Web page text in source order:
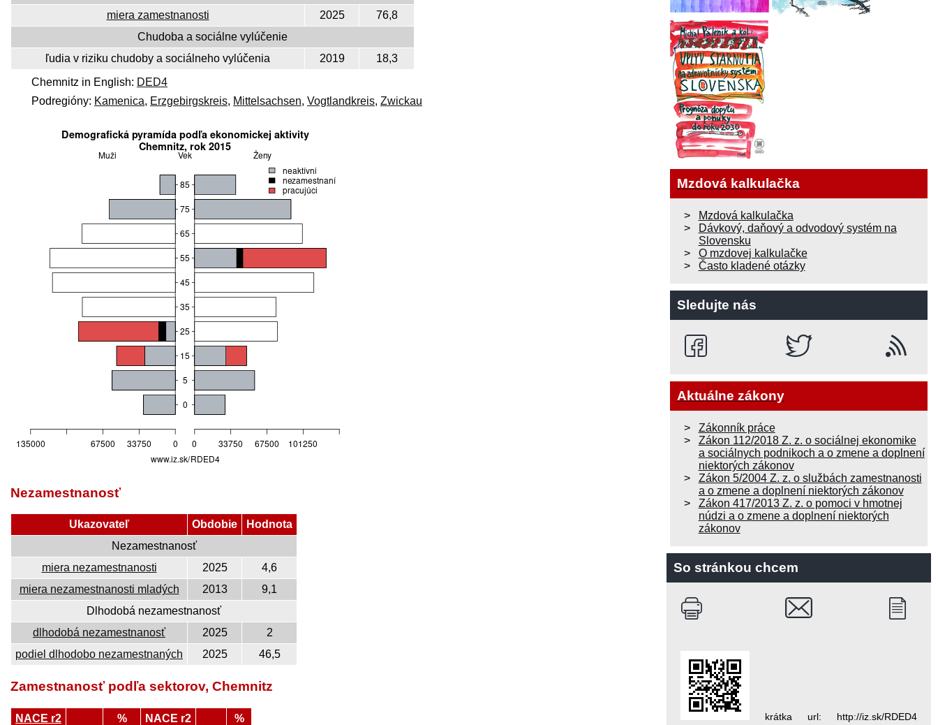
miera zamestnanosti
2025
76,8
Chudoba a sociálne vylúčenie
ľudia v riziku chudoby a sociálneho vylúčenia
2019
18,3
Chemnitz in English: DED4
Podregióny: Kamenica, Erzgebirgskreis, Mittelsachsen, Vogtlandkreis, Zwickau
Nezamestnanosť
Ukazovateľ Obdobie
Hodnota
Nezamestnanosť
miera nezamestnanosti
2025
4,6
miera nezamestnanosti mladých
2013
9,1
Dlhodobá nezamestnanosť
dlhodobá nezamestnanosť
2025
2
podiel dlhodobo nezamestnaných
2025 46,5
Zamestnanosť podľa sektorov, Chemnitz
NACE r2 % NACE r2
%
Mzdová kalkulačka
Mzdová kalkulačka
Dávkový, daňový a odvodový systém na
Slovensku
O mzdovej kalkulačke
Často kladené otázky
Sledujte nás
Aktuálne zákony
Zákonník práce
Zákon 112/2018 Z. z. o sociálnej ekonomike
a sociálnych podnikoch a o zmene a doplnení
niektorých zákonov
Zákon 5/2004 Z. z. o službách zamestnanosti
a o zmene a doplnení niektorých zákonov
Zákon 417/2013 Z. z. o pomoci v hmotnej
núdzi a o zmene a doplnení niektorých
zákonov
So stránkou chcem
krátka url: http://iz.sk/RDED4